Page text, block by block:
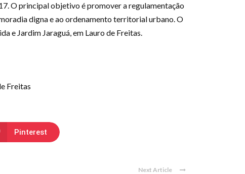
O principal objetivo é promover a regulamentação
digna e ao ordenamento territorial urbano. O
e Jardim Jaraguá, em Lauro de Freitas.
Freitas
Pinterest
Next Article